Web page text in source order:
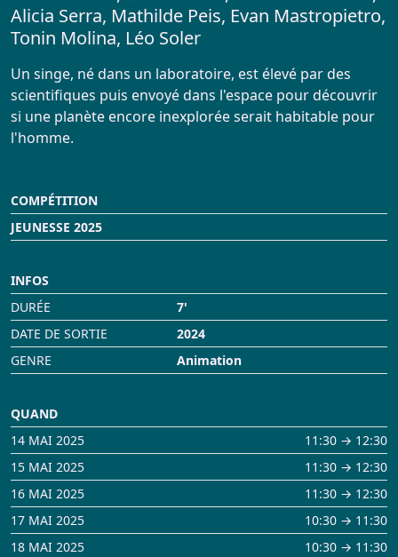
Alicia Serra, Mathilde Peis, Evan Mastropietro,
Tonin Molina, Léo Soler
Un singe, né dans un laboratoire, est élevé par des
scientifiques puis envoyé dans l'espace pour découvrir
si une planète encore inexplorée serait habitable pour
l'homme.
COMPÉTITION
JEUNESSE 2025
INFOS
DURÉE
7'
DATE DE SORTIE
2024
GENRE
Animation
QUAND
14 MAI 2025
11:30 → 12:30
15 MAI 2025
11:30 → 12:30
16 MAI 2025
11:30 → 12:30
17 MAI 2025
10:30 → 11:30
18 MAI 2025
10:30 → 11:30
Infos Pratiques
Réservation